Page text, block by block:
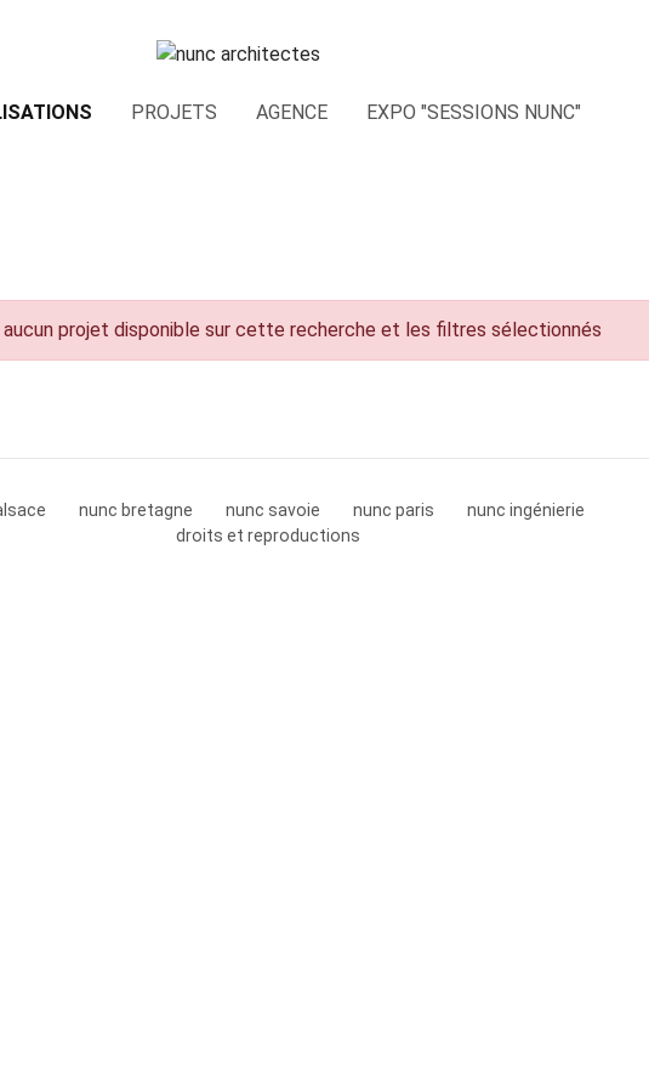
PROJETS AGENCE EXPO "SESSIONS NUNC"
aucun projet disponible sur cette recherche et les filtres sélectionnés
nunc bretagne nunc savoie nunc paris
nunc ingénierie
droits et reproductions